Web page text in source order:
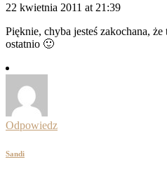
22 kwietnia 2011 at 21:39
Pięknie, chyba jesteś zakochana,
ostatnio 🙂
Odpowiedz
Sandi